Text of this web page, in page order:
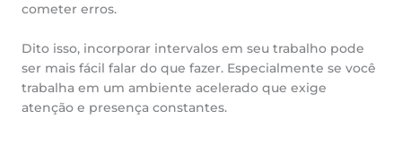
cometer erros.
Dito isso, incorporar intervalos em seu trabalho pode
ser mais fácil falar do que fazer. Especialmente se você
trabalha em um ambiente acelerado que exige
atenção e presença constantes.